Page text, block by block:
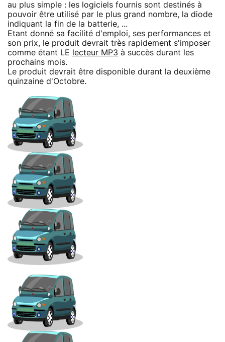
au plus simple : les logiciels fournis sont destinés à
pouvoir être utilisé par le plus grand nombre, la diode
indiquant la fin de la batterie, ...
Etant donné sa facilité d'emploi, ses performances et
son prix, le produit devrait très rapidement s'imposer
comme étant LE
lecteur MP3 à succès durant les
prochains mois.
Le produit devrait être disponible durant la deuxième
quinzaine d'Octobre.